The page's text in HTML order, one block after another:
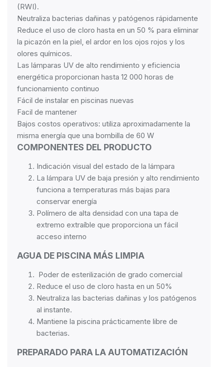
(RWI).
Neutraliza bacterias dañinas y patógenos rápidamente
Reduce el uso de cloro hasta en un 50 % para eliminar
la picazón en la piel, el ardor en los ojos rojos y los
olores químicos.
Las lámparas UV de alto rendimiento y eficiencia
energética proporcionan hasta 12 000 horas de
funcionamiento continuo
Fácil de instalar en piscinas nuevas
Facil de mantener
Bajos costos operativos: utiliza aproximadamente la
misma energía que una bombilla de 60 W
COMPONENTES DEL PRODUCTO
Indicación visual del estado de la lámpara
La lámpara UV de baja presión y alto rendimiento
funciona a temperaturas más bajas para
conservar energía
Polímero de alta densidad con una tapa de
extremo extraíble que proporciona un fácil
acceso interno
AGUA DE PISCINA MÁS LIMPIA
Poder de esterilización de grado comercial
Reduce el uso de cloro hasta en un 50%
Neutraliza las bacterias dañinas y los patógenos
al instante.
Mantiene la piscina prácticamente libre de
bacterias.
PREPARADO PARA LA AUTOMATIZACIÓN